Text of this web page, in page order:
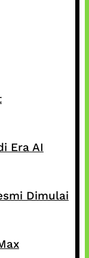
Era AI
Dimulai